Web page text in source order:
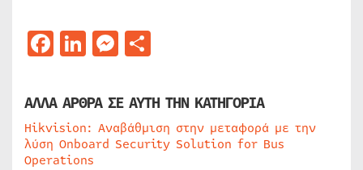
Facebook
LinkedIn
Messenger
ΑΛΛΑ ΑΡΘΡΑ ΣΕ ΑΥΤΗ ΤΗΝ ΚΑΤΗΓΟΡΙΑ
Hikvision: Αναβάθμιση στην μεταφορά με την
λύση Onboard Security Solution for Bus
Operations